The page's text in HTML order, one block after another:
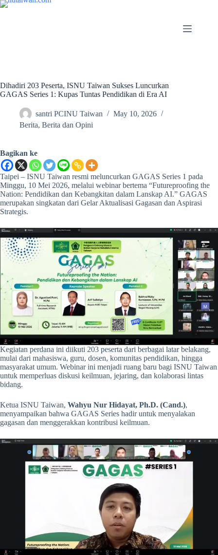
Dihadiri 203 Peserta, ISNU Taiwan Sukses Luncurkan
GAGAS Series 1: Kupas Tuntas Pendidikan di Era AI
santri PCINU Taiwan
May 10, 2026
Berita, Berita dan Opini
Bagikan ke
Taipei – ISNU Taiwan resmi meluncurkan GAGAS Series 1 pada
Minggu, 10 Mei 2026, melalui webinar bertema “Futureproofing the
Nation: Pendidikan dan Kebangkitan dalam Lanskap AI.” GAGAS
merupakan singkatan dari Gelar Aktualisasi Gagasan dan Aspirasi
Strategis.
Kegiatan perdana ini diikuti 203 peserta dari berbagai latar belakang,
mulai dari mahasiswa, guru, dosen, komunitas pendidikan, hingga
masyarakat umum. Webinar ini menjadi ruang baru bagi ISNU Taiwan
untuk memperluas diskusi keilmuan, jejaring, dan kolaborasi lintas
bidang.
Ketua ISNU Taiwan, Wahyu Nur Hidayat, Ph.D. (Cand.),
menyampaikan bahwa GAGAS Series hadir untuk menyalakan
gagasan dan menggerakkan kontribusi keilmuan.